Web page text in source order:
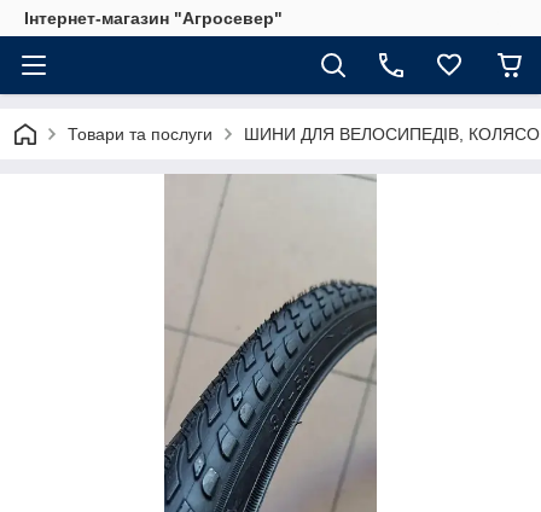
Інтернет-магазин "Агросевер"
Товари та послуги ШИНИ ДЛЯ ВЕЛОСИПЕДІВ,